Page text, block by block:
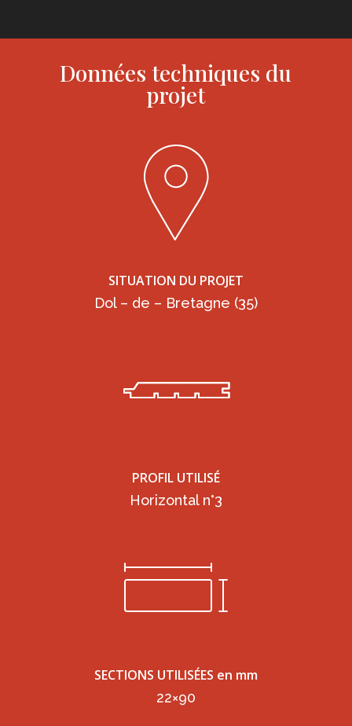
Données techniques du
projet
SITUATION DU PROJET
Dol – de – Bretagne (35)
PROFIL UTILISÉ
Horizontal n°3
SECTIONS UTILISÉES en mm
22×90